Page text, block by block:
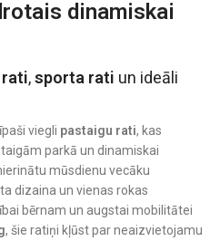
dinamiskai
,sporta rati un ideāli
viegli pastaigu rati, kas
parkā un dinamiskai
mūsdienu vecāku
dizaina un vienas rokas
bērnam un augstai mobilitātei
, šie ratiņi kļūst par neaizvietojamu